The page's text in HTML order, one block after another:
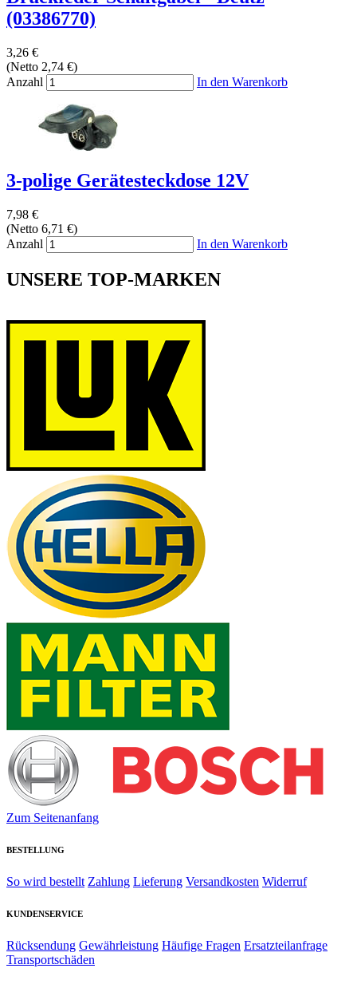
(03386770)
3,26 €
(Netto 2,74 €)
Anzahl
In den Warenkorb
3-polige Gerätesteckdose 12V
7,98 €
(Netto 6,71 €)
Anzahl
In den Warenkorb
UNSERE TOP-MARKEN
Zum Seitenanfang
BESTELLUNG
So wird bestellt Zahlung Lieferung Versandkosten Widerruf
KUNDENSERVICE
Rücksendung Gewährleistung Häufige Fragen Ersatzteilanfrage
Transportschäden